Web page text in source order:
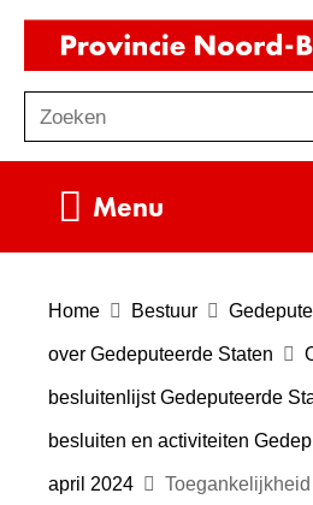
Ga
de
o
e
Zoeken
Menu
Home Bestuur
over Gedeputeerde Staten
besluitenlijst Gedeputeerde
besluiten en activiteiten
april 2024 Toegankelijkheid